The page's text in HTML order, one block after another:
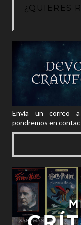
¿QUIERES
Envía un correo a
pondremos en